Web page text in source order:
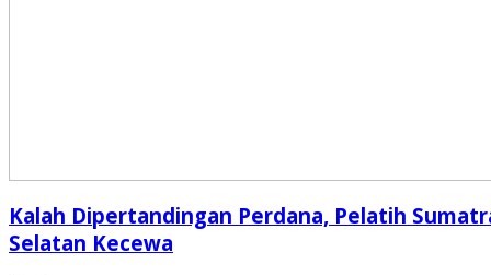
Kalah Dipertandingan Perdana, Pelatih
Selatan Kecewa